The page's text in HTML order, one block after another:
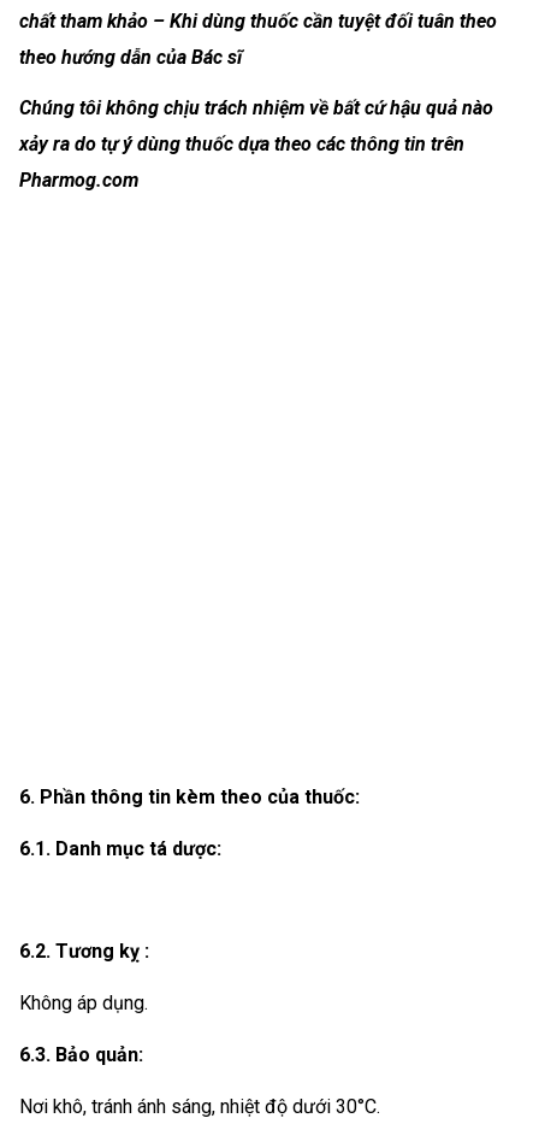
chất tham khảo – Khi dùng thuốc cần tuyệt đối tuân theo
theo hướng dẫn của Bác sĩ
Chúng tôi không chịu trách nhiệm về bất cứ hậu quả nào
xảy ra do tự ý dùng thuốc dựa theo các thông tin trên
Pharmog.com
6. Phần thông tin kèm theo của thuốc:
6.1. Danh mục tá dược:
6.2. Tương kỵ :
Không áp dụng.
6.3. Bảo quản:
Nơi khô, tránh ánh sáng, nhiệt độ dưới 30°C.